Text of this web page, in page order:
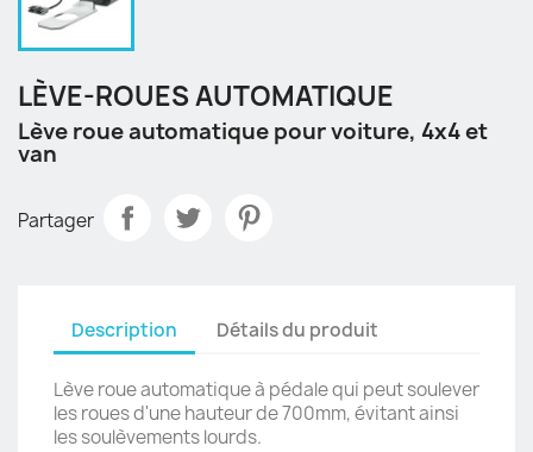
LÈVE-ROUES AUTOMATIQUE
Lève roue automatique pour voiture, 4x4 et
van
Partager
Description Détails du produit
Lève roue automatique à pédale qui peut soulever
les roues d'une hauteur de 700mm, évitant ainsi
les soulèvements lourds.